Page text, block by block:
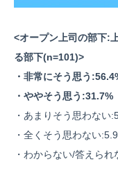
<オープン上司の部下:
る部下(n=101)>
・非常にそう思う
・ややそう思う:31.7%
・あまりそう思わない
・全くそう思わない
・わからない/答えられ